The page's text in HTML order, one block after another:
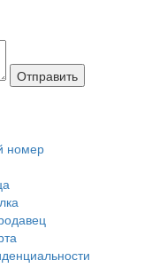
Отправить
номер